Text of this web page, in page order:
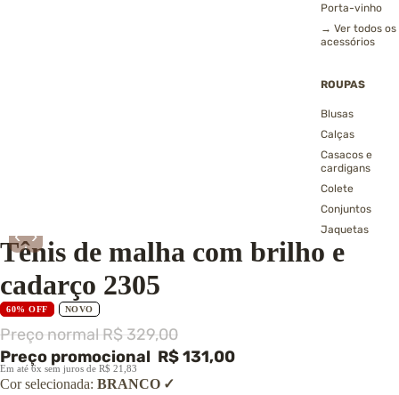
Porta-vinho
→ Ver todos os
acessórios
ROUPAS
Blusas
Calças
Casacos e
cardigans
Colete
Conjuntos
Jaquetas
Echarpes,
gorros
‹ ›
Tênis de malha com brilho e
cadarço 2305
60% OFF NOVO
Preço normalR$ 329,00
Preço promocional R$ 131,00
Em até 6x sem juros de R$ 21,83
Cor selecionada: BRANCO